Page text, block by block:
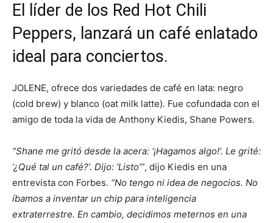
El líder de los Red Hot Chili
Peppers, lanzará un café enlatado
ideal para conciertos.
JOLENE, ofrece dos variedades de café en lata: negro
(cold brew) y blanco (oat milk latte). Fue cofundada con el
amigo de toda la vida de Anthony Kiedis, Shane Powers.
“Shane me gritó desde la acera: ‘¡Hagamos algo!’. Le grité:
‘¿Qué tal un café?’. Dijo: ‘Listo’”, dijo Kiedis en una
entrevista con Forbes. “No tengo ni idea de negocios. No
íbamos a inventar un chip para inteligencia
extraterrestre. En cambio, decidimos meternos en una